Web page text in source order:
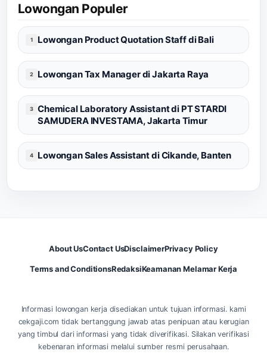
Lowongan Populer
1 Lowongan Product Quotation Staff di Bali
2 Lowongan Tax Manager di Jakarta Raya
3
Chemical Laboratory Assistant di PT STARDI
SAMUDERA INVESTAMA, Jakarta Timur
4 Lowongan Sales Assistant di Cikande, Banten
About UsContact UsDisclaimerPrivacy Policy
Terms and ConditionsRedaksiKeamanan Melamar Kerja
Informasi lowongan kerja disediakan untuk tujuan informasi. kami
cekgaji.com tidak bertanggung jawab atas penipuan atau kerugian
yang timbul dari informasi yang tidak diverifikasi. Silakan verifikasi
kebenaran informasi melalui sumber resmi perusahaan.